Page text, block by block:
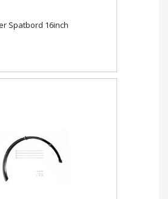
Spatbord 16inch